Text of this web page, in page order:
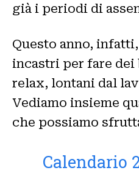
già i periodi di
Questo anno,
incastri per fare
relax, lontani dal
Vediamo insieme
che possiamo
Calendario